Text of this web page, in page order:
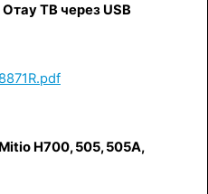
ТВ через USB
H700, 505, 505A,